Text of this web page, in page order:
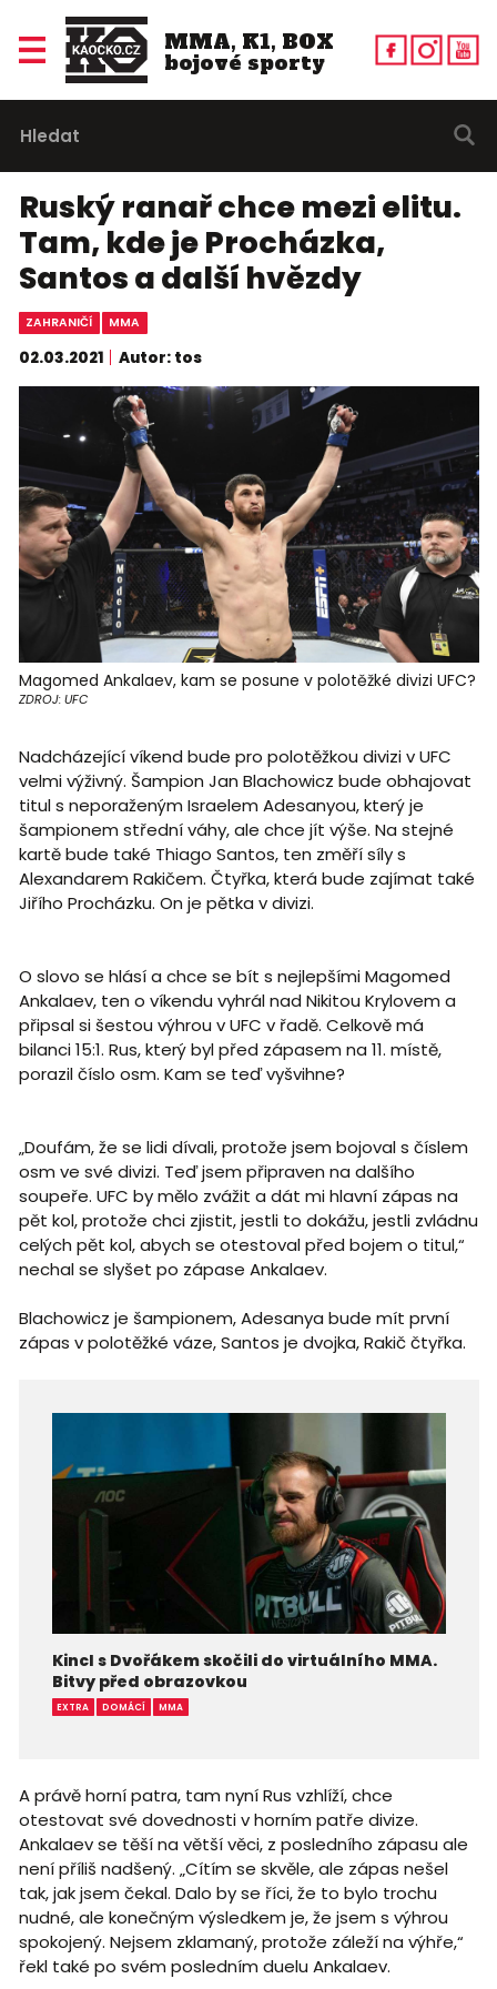
MMA, K1, BOX
bojové sporty
Ruský ranař chce mezi elitu.
Tam, kde je Procházka,
Santos a další hvězdy
ZAHRANIČÍ MMA
02.03.2021 Autor: tos
Magomed Ankalaev, kam se posune v polotěžké divizi UFC?
ZDROJ: UFC
Nadcházející víkend bude pro polotěžkou divizi v UFC
velmi výživný. Šampion Jan Blachowicz bude obhajovat
titul s neporaženým Israelem Adesanyou, který je
šampionem střední váhy, ale chce jít výše. Na stejné
kartě bude také Thiago Santos, ten změří síly s
Alexandarem Rakičem. Čtyřka, která bude zajímat také
Jiřího Procházku. On je pětka v divizi.
O slovo se hlásí a chce se bít s nejlepšími Magomed
Ankalaev, ten o víkendu vyhrál nad Nikitou Krylovem a
připsal si šestou výhrou v UFC v řadě. Celkově má
bilanci 15:1. Rus, který byl před zápasem na 11. místě,
porazil číslo osm. Kam se teď vyšvihne?
„Doufám, že se lidi dívali, protože jsem bojoval s číslem
osm ve své divizi. Teď jsem připraven na dalšího
soupeře. UFC by mělo zvážit a dát mi hlavní zápas na
pět kol, protože chci zjistit, jestli to dokážu, jestli zvládnu
celých pět kol, abych se otestoval před bojem o titul,“
nechal se slyšet po zápase Ankalaev.
Blachowicz je šampionem, Adesanya bude mít první
zápas v polotěžké váze, Santos je dvojka, Rakič čtyřka.
Kincl s Dvořákem skočili do virtuálního MMA.
Bitvy před obrazovkou
EXTRA DOMÁCÍ MMA
A právě horní patra, tam nyní Rus vzhlíží, chce
otestovat své dovednosti v horním patře divize.
Ankalaev se těší na větší věci, z posledního zápasu ale
není příliš nadšený. „Cítím se skvěle, ale zápas nešel
tak, jak jsem čekal. Dalo by se říci, že to bylo trochu
nudné, ale konečným výsledkem je, že jsem s výhrou
spokojený. Nejsem zklamaný, protože záleží na výhře,“
řekl také po svém posledním duelu Ankalaev.